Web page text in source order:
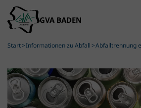
Skip to main content
Start Informationen zu Abfall Abfalltrennung